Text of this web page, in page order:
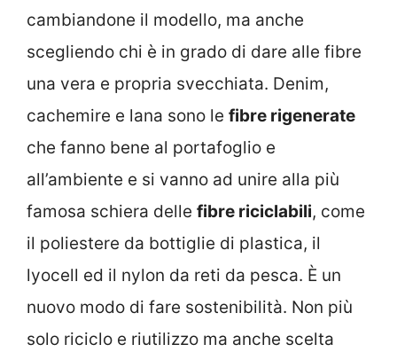
cambiandone il modello, ma anche
scegliendo chi è in grado di dare alle fibre
una vera e propria svecchiata. Denim,
cachemire e lana sono le fibre rigenerate
che fanno bene al portafoglio e
all’ambiente e si vanno ad unire alla più
famosa schiera delle fibre riciclabili, come
il poliestere da bottiglie di plastica, il
lyocell ed il nylon da reti da pesca. È un
nuovo modo di fare sostenibilità. Non più
solo riciclo e riutilizzo ma anche scelta